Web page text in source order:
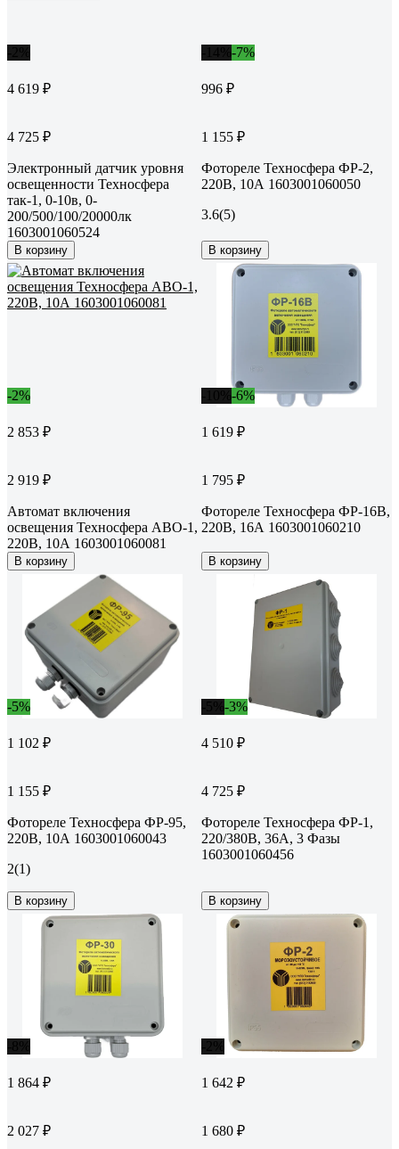
4 619 ₽
4 725 ₽
Электронный датчик уровня
освещенности Техносфера
так-1, 0-10в, 0-
200/500/100/20000лк
1603001060524
В корзину
-7%
996 ₽
1 155 ₽
Фотореле Техносфера ФР-2,
220В, 10А 1603001060050
3.6(5)
В корзину
-2%
2 853 ₽
2 919 ₽
Автомат включения
освещения Техносфера АВО-1,
220В, 10А 1603001060081
В корзину
-6%
1 619 ₽
1 795 ₽
Фотореле Техносфера ФР-16В,
220В, 16А 1603001060210
В корзину
-5%
1 102 ₽
1 155 ₽
Фотореле Техносфера ФР-95,
220В, 10А 1603001060043
2(1)
В корзину
-3%
4 510 ₽
4 725 ₽
Фотореле Техносфера ФР-1,
220/380В, 36А, 3 Фазы
1603001060456
В корзину
1 864 ₽
2 027 ₽
1 642 ₽
1 680 ₽